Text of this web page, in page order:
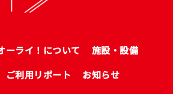
ーライ！について
施設・設備
ご利用リポート お知らせ